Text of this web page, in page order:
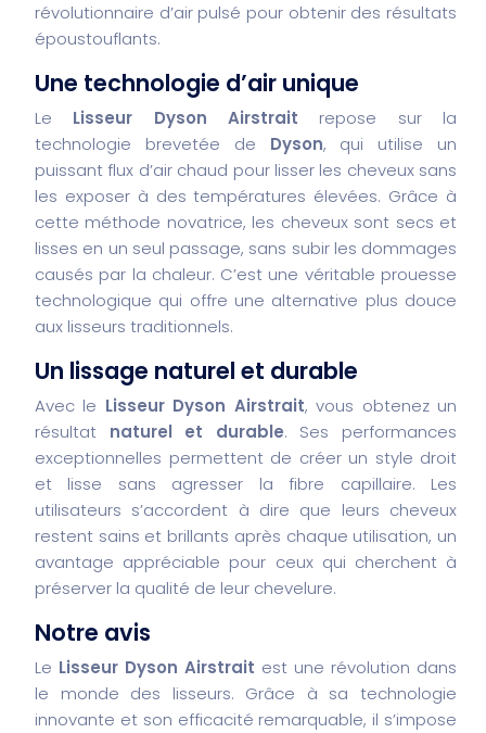
révolutionnaire d’air pulsé pour obtenir des résultats
époustouflants.
Une technologie d’air unique
Le Lisseur Dyson Airstrait repose sur la
technologie brevetée de Dyson, qui utilise un
puissant flux d’air chaud pour lisser les cheveux sans
les exposer à des températures élevées. Grâce à
cette méthode novatrice, les cheveux sont secs et
lisses en un seul passage, sans subir les dommages
causés par la chaleur. C’est une véritable prouesse
technologique qui offre une alternative plus douce
aux lisseurs traditionnels.
Un lissage naturel et durable
Avec le Lisseur Dyson Airstrait, vous obtenez un
résultat naturel et durable. Ses performances
exceptionnelles permettent de créer un style droit
et lisse sans agresser la fibre capillaire. Les
utilisateurs s’accordent à dire que leurs cheveux
restent sains et brillants après chaque utilisation, un
avantage appréciable pour ceux qui cherchent à
préserver la qualité de leur chevelure.
Notre avis
Le Lisseur Dyson Airstrait est une révolution dans
le monde des lisseurs. Grâce à sa technologie
innovante et son efficacité remarquable, il s’impose